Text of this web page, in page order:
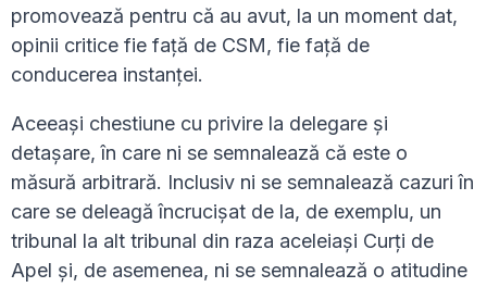
promovează pentru că au avut, la un moment dat,
opinii critice fie față de CSM, fie față de
conducerea instanței.
Aceeași chestiune cu privire la delegare și
detașare, în care ni se semnalează că este o
măsură arbitrară. Inclusiv ni se semnalează cazuri în
care se deleagă încrucișat de la, de exemplu, un
tribunal la alt tribunal din raza aceleiași Curți de
Apel și, de asemenea, ni se semnalează o atitudine